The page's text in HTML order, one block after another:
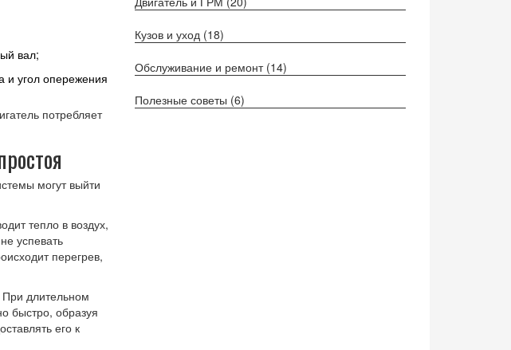
вал;
и угол опережения
потребляет
могут выйти
тепло в воздух,
успевать
перегрев,
длительном
быстро, образуя
его к
Кузов и уход (18)
Обслуживание и ремонт (14)
Полезные советы (6)